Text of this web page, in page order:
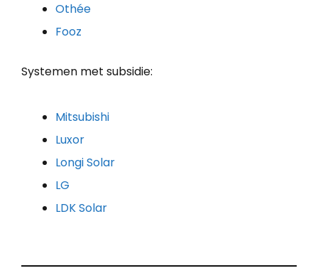
Othée
Fooz
Systemen met subsidie:
Mitsubishi
Luxor
Longi Solar
LG
LDK Solar